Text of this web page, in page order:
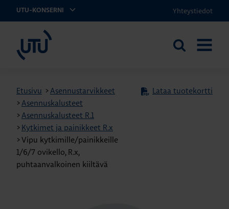
UTU-KONSERNI Yhteystiedot
Etsi
Etusivu >Asennustarvikkeet
>Asennuskalusteet
>Asennuskalusteet R.1
> Kytkimet ja painikkeet R.x
>Vipu kytkimille/painikkeille
1/6/7 ovikello, R.x,
puhtaanvalkoinen kiiltävä
Lataa tuotekortti